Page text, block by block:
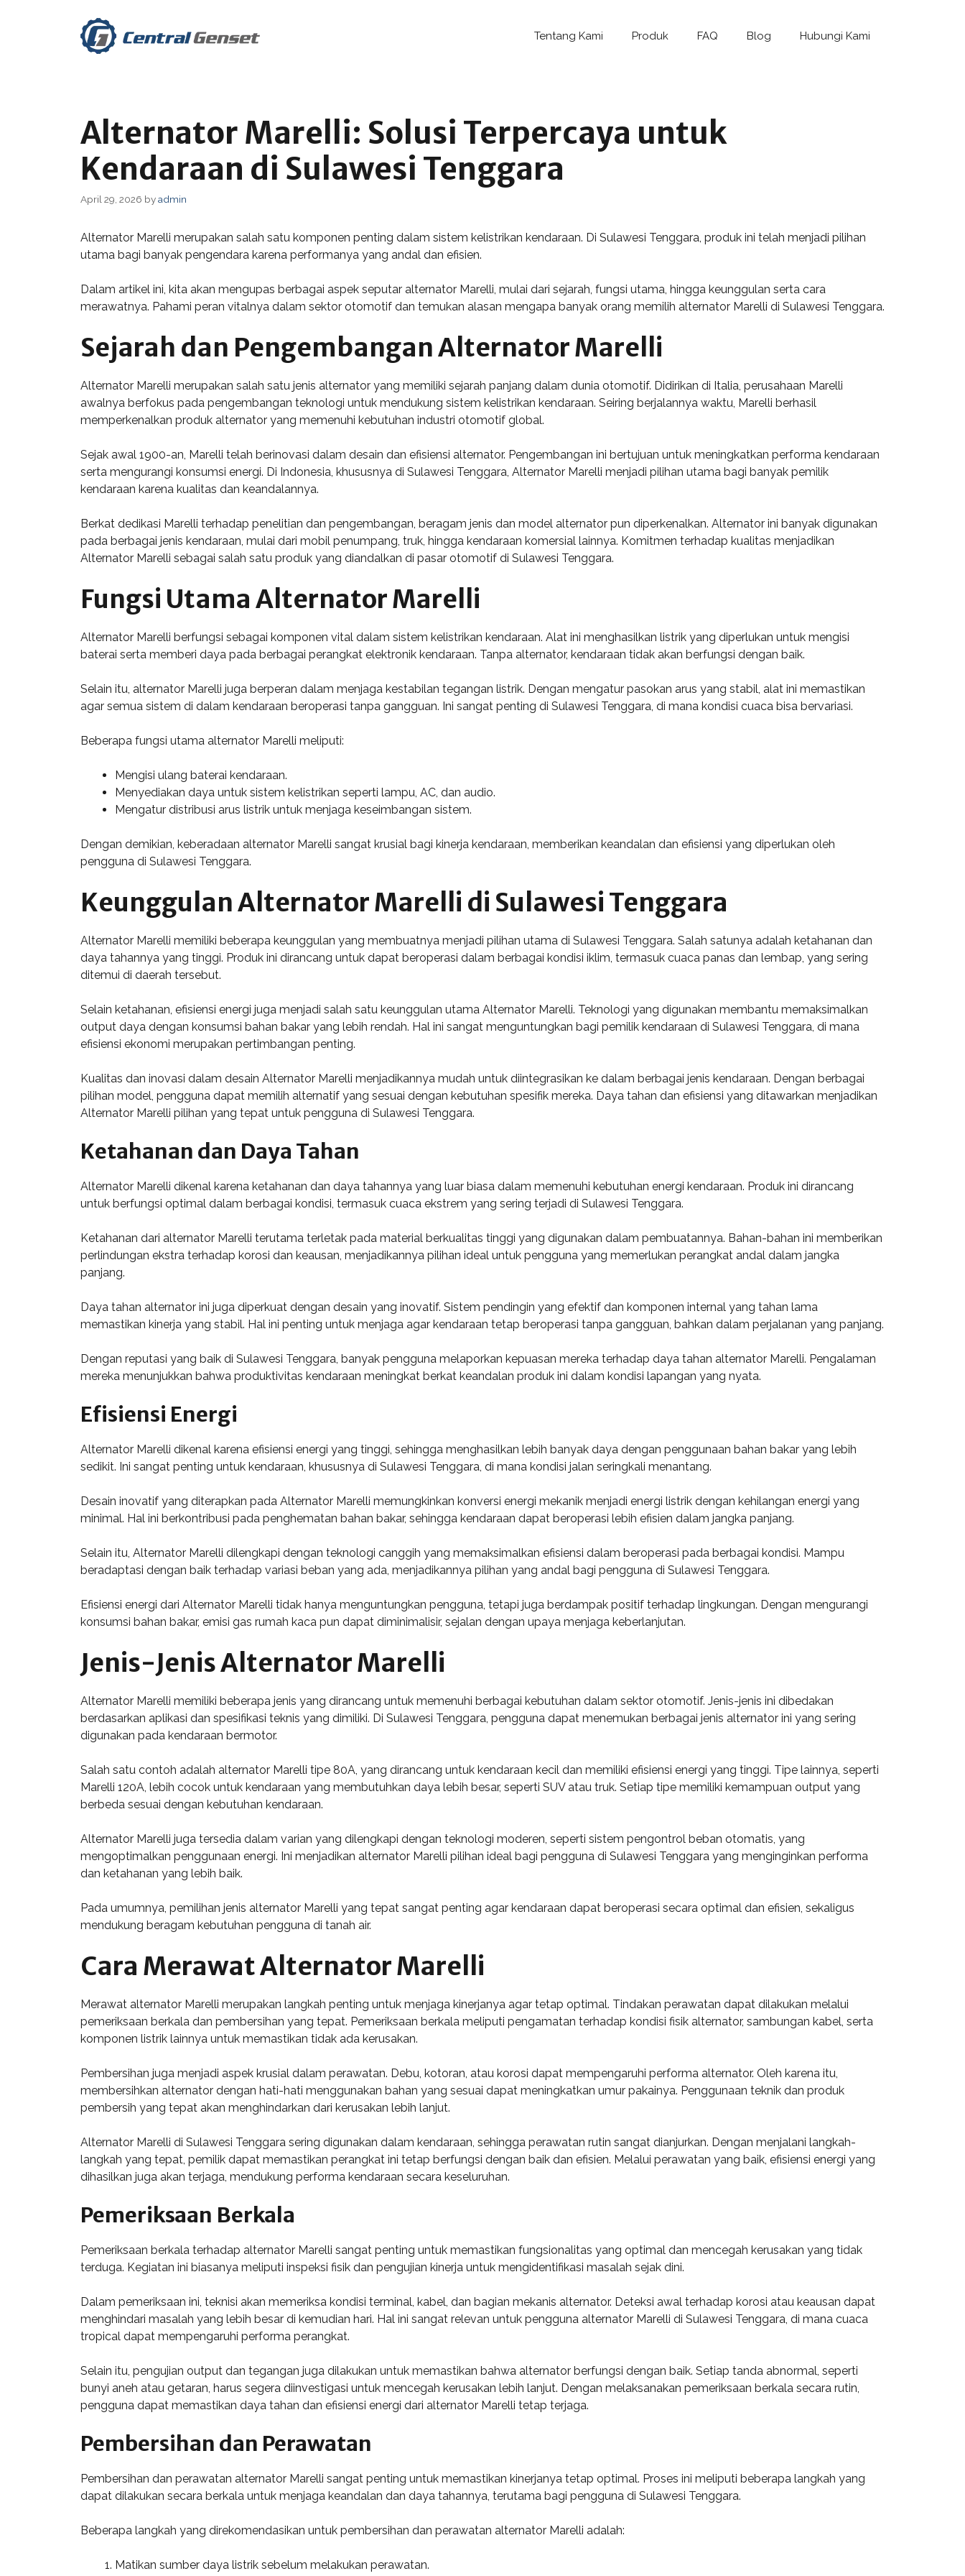
Tentang Kami Produk FAQ Blog Hubungi Kami
Alternator Marelli: Solusi Terpercaya untuk
Kendaraan di Sulawesi Tenggara
April 29, 2026 byadmin
Alternator Marelli merupakan salah satu komponen penting dalam sistem kelistrikan kendaraan. Di Sulawesi Tenggara, produk ini telah menjadi pilihan
utama bagi banyak pengendara karena performanya yang andal dan efisien.
Dalam artikel ini, kita akan mengupas berbagai aspek seputar alternator Marelli, mulai dari sejarah, fungsi utama, hingga keunggulan serta cara
merawatnya. Pahami peran vitalnya dalam sektor otomotif dan temukan alasan mengapa banyak orang memilih alternator Marelli di Sulawesi Tenggara.
Sejarah dan Pengembangan Alternator Marelli
Alternator Marelli merupakan salah satu jenis alternator yang memiliki sejarah panjang dalam dunia otomotif. Didirikan di Italia, perusahaan Marelli
awalnya berfokus pada pengembangan teknologi untuk mendukung sistem kelistrikan kendaraan. Seiring berjalannya waktu, Marelli berhasil
memperkenalkan produk alternator yang memenuhi kebutuhan industri otomotif global.
Sejak awal 1900-an, Marelli telah berinovasi dalam desain dan efisiensi alternator. Pengembangan ini bertujuan untuk meningkatkan performa kendaraan
serta mengurangi konsumsi energi. Di Indonesia, khususnya di Sulawesi Tenggara, Alternator Marelli menjadi pilihan utama bagi banyak pemilik
kendaraan karena kualitas dan keandalannya.
Berkat dedikasi Marelli terhadap penelitian dan pengembangan, beragam jenis dan model alternator pun diperkenalkan. Alternator ini banyak digunakan
pada berbagai jenis kendaraan, mulai dari mobil penumpang, truk, hingga kendaraan komersial lainnya. Komitmen terhadap kualitas menjadikan
Alternator Marelli sebagai salah satu produk yang diandalkan di pasar otomotif di Sulawesi Tenggara.
Fungsi Utama Alternator Marelli
Alternator Marelli berfungsi sebagai komponen vital dalam sistem kelistrikan kendaraan. Alat ini menghasilkan listrik yang diperlukan untuk mengisi
baterai serta memberi daya pada berbagai perangkat elektronik kendaraan. Tanpa alternator, kendaraan tidak akan berfungsi dengan baik.
Selain itu, alternator Marelli juga berperan dalam menjaga kestabilan tegangan listrik. Dengan mengatur pasokan arus yang stabil, alat ini memastikan
agar semua sistem di dalam kendaraan beroperasi tanpa gangguan. Ini sangat penting di Sulawesi Tenggara, di mana kondisi cuaca bisa bervariasi.
Beberapa fungsi utama alternator Marelli meliputi:
Mengisi ulang baterai kendaraan.
Menyediakan daya untuk sistem kelistrikan seperti lampu, AC, dan audio.
Mengatur distribusi arus listrik untuk menjaga keseimbangan sistem.
Dengan demikian, keberadaan alternator Marelli sangat krusial bagi kinerja kendaraan, memberikan keandalan dan efisiensi yang diperlukan oleh
pengguna di Sulawesi Tenggara.
Keunggulan Alternator Marelli di Sulawesi Tenggara
Alternator Marelli memiliki beberapa keunggulan yang membuatnya menjadi pilihan utama di Sulawesi Tenggara. Salah satunya adalah ketahanan dan
daya tahannya yang tinggi. Produk ini dirancang untuk dapat beroperasi dalam berbagai kondisi iklim, termasuk cuaca panas dan lembap, yang sering
ditemui di daerah tersebut.
Selain ketahanan, efisiensi energi juga menjadi salah satu keunggulan utama Alternator Marelli. Teknologi yang digunakan membantu memaksimalkan
output daya dengan konsumsi bahan bakar yang lebih rendah. Hal ini sangat menguntungkan bagi pemilik kendaraan di Sulawesi Tenggara, di mana
efisiensi ekonomi merupakan pertimbangan penting.
Kualitas dan inovasi dalam desain Alternator Marelli menjadikannya mudah untuk diintegrasikan ke dalam berbagai jenis kendaraan. Dengan berbagai
pilihan model, pengguna dapat memilih alternatif yang sesuai dengan kebutuhan spesifik mereka. Daya tahan dan efisiensi yang ditawarkan menjadikan
Alternator Marelli pilihan yang tepat untuk pengguna di Sulawesi Tenggara.
Ketahanan dan Daya Tahan
Alternator Marelli dikenal karena ketahanan dan daya tahannya yang luar biasa dalam memenuhi kebutuhan energi kendaraan. Produk ini dirancang
untuk berfungsi optimal dalam berbagai kondisi, termasuk cuaca ekstrem yang sering terjadi di Sulawesi Tenggara.
Ketahanan dari alternator Marelli terutama terletak pada material berkualitas tinggi yang digunakan dalam pembuatannya. Bahan-bahan ini memberikan
perlindungan ekstra terhadap korosi dan keausan, menjadikannya pilihan ideal untuk pengguna yang memerlukan perangkat andal dalam jangka
panjang.
Daya tahan alternator ini juga diperkuat dengan desain yang inovatif. Sistem pendingin yang efektif dan komponen internal yang tahan lama
memastikan kinerja yang stabil. Hal ini penting untuk menjaga agar kendaraan tetap beroperasi tanpa gangguan, bahkan dalam perjalanan yang panjang.
Dengan reputasi yang baik di Sulawesi Tenggara, banyak pengguna melaporkan kepuasan mereka terhadap daya tahan alternator Marelli. Pengalaman
mereka menunjukkan bahwa produktivitas kendaraan meningkat berkat keandalan produk ini dalam kondisi lapangan yang nyata.
Efisiensi Energi
Alternator Marelli dikenal karena efisiensi energi yang tinggi, sehingga menghasilkan lebih banyak daya dengan penggunaan bahan bakar yang lebih
sedikit. Ini sangat penting untuk kendaraan, khususnya di Sulawesi Tenggara, di mana kondisi jalan seringkali menantang.
Desain inovatif yang diterapkan pada Alternator Marelli memungkinkan konversi energi mekanik menjadi energi listrik dengan kehilangan energi yang
minimal. Hal ini berkontribusi pada penghematan bahan bakar, sehingga kendaraan dapat beroperasi lebih efisien dalam jangka panjang.
Selain itu, Alternator Marelli dilengkapi dengan teknologi canggih yang memaksimalkan efisiensi dalam beroperasi pada berbagai kondisi. Mampu
beradaptasi dengan baik terhadap variasi beban yang ada, menjadikannya pilihan yang andal bagi pengguna di Sulawesi Tenggara.
Efisiensi energi dari Alternator Marelli tidak hanya menguntungkan pengguna, tetapi juga berdampak positif terhadap lingkungan. Dengan mengurangi
konsumsi bahan bakar, emisi gas rumah kaca pun dapat diminimalisir, sejalan dengan upaya menjaga keberlanjutan.
Jenis-Jenis Alternator Marelli
Alternator Marelli memiliki beberapa jenis yang dirancang untuk memenuhi berbagai kebutuhan dalam sektor otomotif. Jenis-jenis ini dibedakan
berdasarkan aplikasi dan spesifikasi teknis yang dimiliki. Di Sulawesi Tenggara, pengguna dapat menemukan berbagai jenis alternator ini yang sering
digunakan pada kendaraan bermotor.
Salah satu contoh adalah alternator Marelli tipe 80A, yang dirancang untuk kendaraan kecil dan memiliki efisiensi energi yang tinggi. Tipe lainnya, seperti
Marelli 120A, lebih cocok untuk kendaraan yang membutuhkan daya lebih besar, seperti SUV atau truk. Setiap tipe memiliki kemampuan output yang
berbeda sesuai dengan kebutuhan kendaraan.
Alternator Marelli juga tersedia dalam varian yang dilengkapi dengan teknologi moderen, seperti sistem pengontrol beban otomatis, yang
mengoptimalkan penggunaan energi. Ini menjadikan alternator Marelli pilihan ideal bagi pengguna di Sulawesi Tenggara yang menginginkan performa
dan ketahanan yang lebih baik.
Pada umumnya, pemilihan jenis alternator Marelli yang tepat sangat penting agar kendaraan dapat beroperasi secara optimal dan efisien, sekaligus
mendukung beragam kebutuhan pengguna di tanah air.
Cara Merawat Alternator Marelli
Merawat alternator Marelli merupakan langkah penting untuk menjaga kinerjanya agar tetap optimal. Tindakan perawatan dapat dilakukan melalui
pemeriksaan berkala dan pembersihan yang tepat. Pemeriksaan berkala meliputi pengamatan terhadap kondisi fisik alternator, sambungan kabel, serta
komponen listrik lainnya untuk memastikan tidak ada kerusakan.
Pembersihan juga menjadi aspek krusial dalam perawatan. Debu, kotoran, atau korosi dapat mempengaruhi performa alternator. Oleh karena itu,
membersihkan alternator dengan hati-hati menggunakan bahan yang sesuai dapat meningkatkan umur pakainya. Penggunaan teknik dan produk
pembersih yang tepat akan menghindarkan dari kerusakan lebih lanjut.
Alternator Marelli di Sulawesi Tenggara sering digunakan dalam kendaraan, sehingga perawatan rutin sangat dianjurkan. Dengan menjalani langkah-
langkah yang tepat, pemilik dapat memastikan perangkat ini tetap berfungsi dengan baik dan efisien. Melalui perawatan yang baik, efisiensi energi yang
dihasilkan juga akan terjaga, mendukung performa kendaraan secara keseluruhan.
Pemeriksaan Berkala
Pemeriksaan berkala terhadap alternator Marelli sangat penting untuk memastikan fungsionalitas yang optimal dan mencegah kerusakan yang tidak
terduga. Kegiatan ini biasanya meliputi inspeksi fisik dan pengujian kinerja untuk mengidentifikasi masalah sejak dini.
Dalam pemeriksaan ini, teknisi akan memeriksa kondisi terminal, kabel, dan bagian mekanis alternator. Deteksi awal terhadap korosi atau keausan dapat
menghindari masalah yang lebih besar di kemudian hari. Hal ini sangat relevan untuk pengguna alternator Marelli di Sulawesi Tenggara, di mana cuaca
tropical dapat mempengaruhi performa perangkat.
Selain itu, pengujian output dan tegangan juga dilakukan untuk memastikan bahwa alternator berfungsi dengan baik. Setiap tanda abnormal, seperti
bunyi aneh atau getaran, harus segera diinvestigasi untuk mencegah kerusakan lebih lanjut. Dengan melaksanakan pemeriksaan berkala secara rutin,
pengguna dapat memastikan daya tahan dan efisiensi energi dari alternator Marelli tetap terjaga.
Pembersihan dan Perawatan
Pembersihan dan perawatan alternator Marelli sangat penting untuk memastikan kinerjanya tetap optimal. Proses ini meliputi beberapa langkah yang
dapat dilakukan secara berkala untuk menjaga keandalan dan daya tahannya, terutama bagi pengguna di Sulawesi Tenggara.
Beberapa langkah yang direkomendasikan untuk pembersihan dan perawatan alternator Marelli adalah:
Matikan sumber daya listrik sebelum melakukan perawatan.